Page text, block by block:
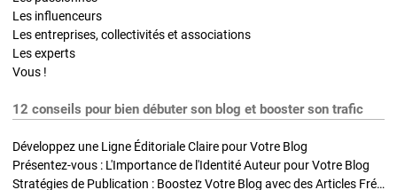
Les influenceurs
Les entreprises, collectivités et associations
Les experts
Vous !
12 conseils pour bien débuter son blog et booster son trafic
Développez une Ligne Éditoriale Claire pour Votre Blog
Présentez-vous : L'Importance de l'Identité Auteur pour Votre Blog
Stratégies de Publication : Boostez Votre Blog avec des Articles Fréquents et Exclusifs